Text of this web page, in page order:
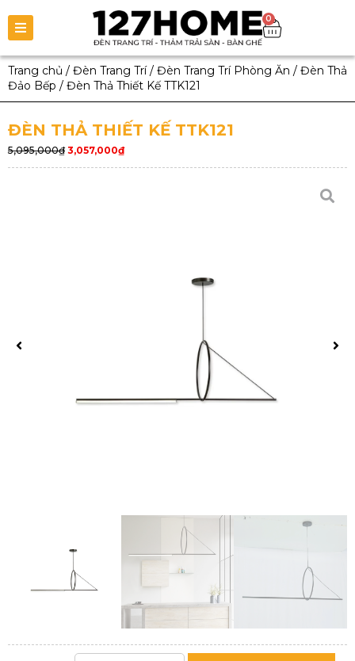
0
Trang chủ / Đèn Trang Trí/ Đèn Trang Trí Phòng Ăn / Đèn Thả
Đảo Bếp / Đèn Thả Thiết Kế TTK121
ĐÈN THẢ THIẾT KẾ TTK121
5,095,000₫ 3,057,000₫